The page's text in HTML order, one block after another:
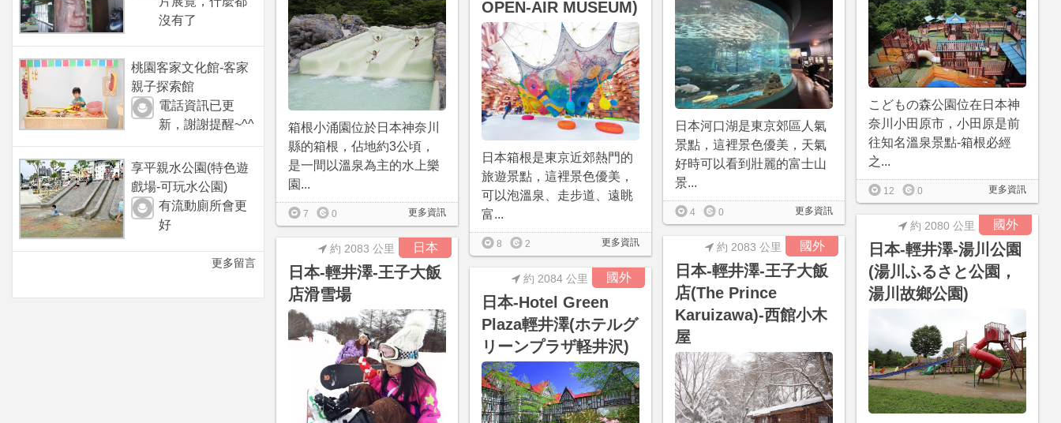
沒有了
桃園客家文化館-客家
親子探索館
電話資訊已更
新，謝謝提醒~^^
享平親水公園(特色遊
戲場-可玩水公園)
有流動廁所會更
好
更多留言
日本河口湖是東京郊區人氣
景點，這裡景色優美，天氣
好時可以看到壯麗的富士山
景...
更多資訊
4 0
箱根小涌園位於日本神奈川
縣的箱根，佔地約3公頃，
是一間以溫泉為主的水上樂
園...
更多資訊
7 0
OPEN-AIR MUSEUM)
日本箱根是東京近郊熱門的
旅遊景點，這裡景色優美，
可以泡溫泉、走步道、遠眺
富...
更多資訊
8 2
こどもの森公園位在日本神
奈川小田原市，小田原是前
往知名溫泉景點-箱根必經
之...
更多資訊
12 0
國外
日本-輕井澤-湯川公園
(湯川ふるさと公園，
湯川故鄉公園)
約 2080 公里
國外
日本-輕井澤-王子大飯
店(The Prince
Karuizawa)-西館小木
屋
約 2083 公里
日本
日本-輕井澤-王子大飯
店滑雪場
約 2083 公里
國外
日本-Hotel Green
Plaza輕井澤(ホテルグ
リーンプラザ軽井沢)
約 2084 公里